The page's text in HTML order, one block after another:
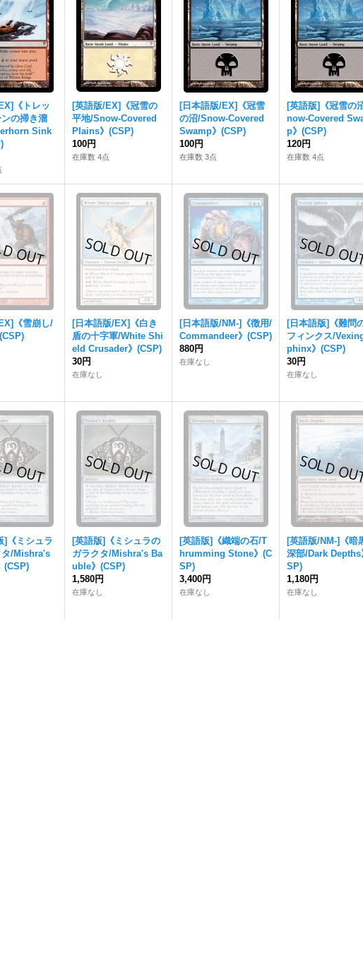
《トレッ
の掃き溜
Sink
[英語版/EX]《冠雪の
平地/Snow-Covered
Plains》(CSP)
100円
在庫数 4点
[日本語版/EX]《冠雪
の沼/Snow-Covered
Swamp》(CSP)
100円
在庫数 3点
[英語版]《冠雪の
now-Covered
p》(CSP)
120円
在庫数 4点
《雪崩し/
[日本語版/EX]《白き
盾の十字軍/White Shi
eld Crusader》(CSP)
30円
在庫なし
[日本語版/NM-]《徴用/
Commandeer》(CSP)
880円
在庫なし
[日本語版]《難問
フィンクス/
phinx》(CSP)
30円
在庫なし
]《ミシュラ
タ/Mishra's
(CSP)
[英語版]《ミシュラの
ガラクタ/Mishra's Ba
uble》(CSP)
1,580円
在庫なし
[英語版]《織端の石/T
hrumming Stone》(C
SP)
3,400円
在庫なし
[英語版/NM-]《暗
深部/Dark Depths
SP)
1,180円
在庫なし